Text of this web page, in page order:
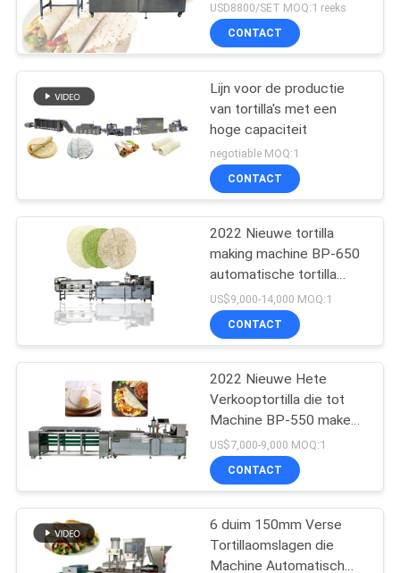
USD8800/SET MOQ:1 reeks
CONTACT
Lijn voor de productie
van tortilla's met een
hoge capaciteit
negotiable MOQ:1
CONTACT
2022 Nieuwe tortilla
making machine BP-650
automatische tortilla
making machine
US$9,000-14,000 MOQ:1
CONTACT
2022 Nieuwe Hete
Verkooptortilla die tot
Machine BP-550 maken
Tortillaproductielijn
US$7,000-9,000 MOQ:1
CONTACT
6 duim 150mm Verse
Tortillaomslagen die
Machine Automatisch